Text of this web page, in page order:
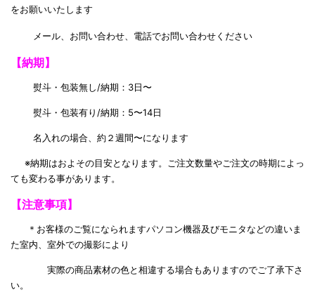
をお願いいたします
メール、お問い合わせ、電話でお問い合わせください
【納期】
熨斗・包装無し/納期：3日〜
熨斗・包装有り/納期：5〜14日
名入れの場合、約２週間〜になります
※納期はおよその目安となります。ご注文数量やご注文の時期によっ
ても変わる事があります。
【注意事項】
＊お客様のご覧になられますパソコン機器及びモニタなどの違いま
た室内、室外での撮影により
実際の商品素材の色と相違する場合もありますのでご了承下さ
い。